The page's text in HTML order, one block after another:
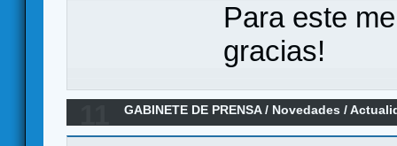
Para este
gracias!
GABINETE DE PRENSA/ Novedades /